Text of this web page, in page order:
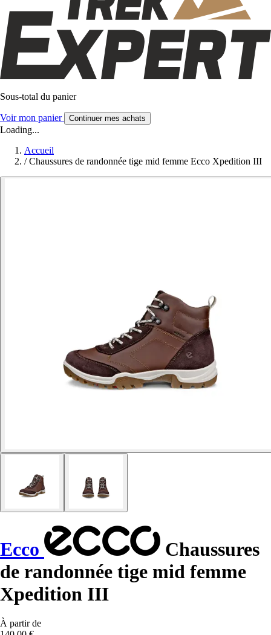
Sous-total du panier
Voir mon panier Continuer mes achats
Loading...
Accueil
/ Chaussures de randonnée tige mid femme Ecco Xpedition III
Ecco
Chaussures
de randonnée tige mid femme
Xpedition III
À partir de